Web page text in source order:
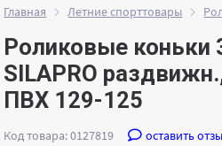
Главная Летние спорттовары
Роликовые коньки
SILAPRO
ПВХ 129-125
Код товара: 0127819 оставить